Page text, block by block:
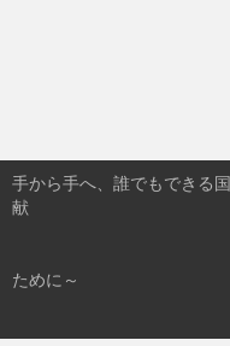
手から手へ、誰でもできる
～車いすでつ
ために～